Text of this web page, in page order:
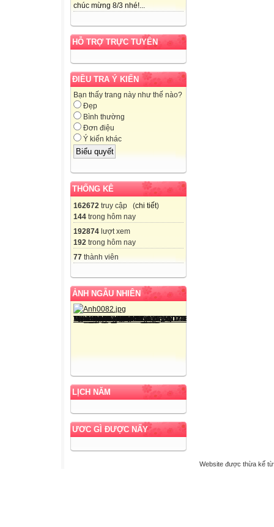
chúc mừng 8/3 nhé!...
HỖ TRỢ TRỰC TUYẾN
ĐIỀU TRA Ý KIẾN
Bạn thấy trang này như thế nào?
Đẹp
Bình thường
Đơn điệu
Ý kiến khác
THỐNG KÊ
162672 truy cập (chi tiết)
144 trong hôm nay
192874 lượt xem
192 trong hôm nay
77 thành viên
ẢNH NGẪU NHIÊN
LỊCH NĂM
ƯƠC GÌ ĐƯỢC NẤY
Website được thừa kế